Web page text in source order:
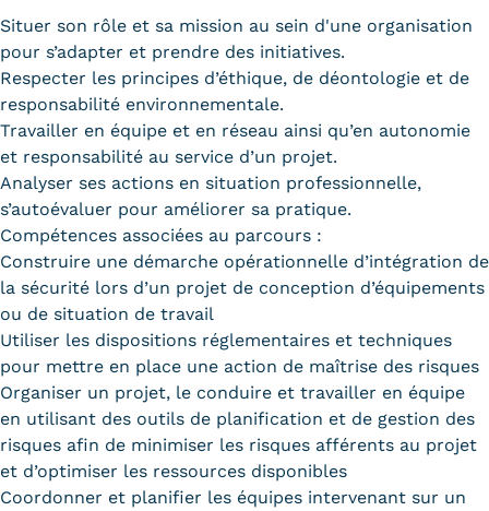
BFC
Nos centres administratifs
Quoi de neuf au Cnam BFC?
Actualités
Agenda
Revue de presse
Contact
Contacts services
Formulaire de contact
Formations
Trouver votre formation
Situer son rôle et sa mission au sein d'une organisation
pour s’adapter et prendre des initiatives.
Respecter les principes d’éthique, de déontologie et de
responsabilité environnementale.
Travailler en équipe et en réseau ainsi qu’en autonomie
et responsabilité au service d’un projet.
Analyser ses actions en situation professionnelle,
s’autoévaluer pour améliorer sa pratique.
Compétences associées au parcours :
Construire une démarche opérationnelle d’intégration de
la sécurité lors d’un projet de conception d’équipements
ou de situation de travail
Utiliser les dispositions réglementaires et techniques
pour mettre en place une action de maîtrise des risques
Organiser un projet, le conduire et travailler en équipe
en utilisant des outils de planification et de gestion des
risques afin de minimiser les risques afférents au projet
et d’optimiser les ressources disponibles
Coordonner et planifier les équipes intervenant sur un